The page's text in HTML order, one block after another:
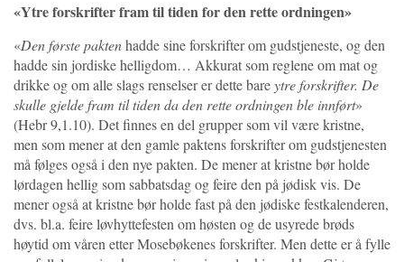
«Ytre forskrifter fram til tiden for den rette ordningen»
«Den første paktenhadde sine forskrifter om gudstjeneste, og den
hadde sin jordiske helligdom… Akkurat som reglene om mat og
drikke og om alle slags renselser er dette bareytre forskrifter. De
skulle gjelde fram til tiden da den rette ordningen ble innført»
(Hebr 9,1.10). Det finnes en del grupper som vil være kristne,
men som mener at den gamle paktens forskrifter om gudstjenesten
må følges også i den nye pakten. De mener at kristne bør holde
lørdagen hellig som sabbatsdag og feire den på jødisk vis. De
mener også at kristne bør holde fast på den jødiske festkalenderen,
dvs. bl.a. feire løvhyttefesten om høsten og de usyrede brøds
høytid om våren etter Mosebøkenes forskrifter. Men dette er å fylle